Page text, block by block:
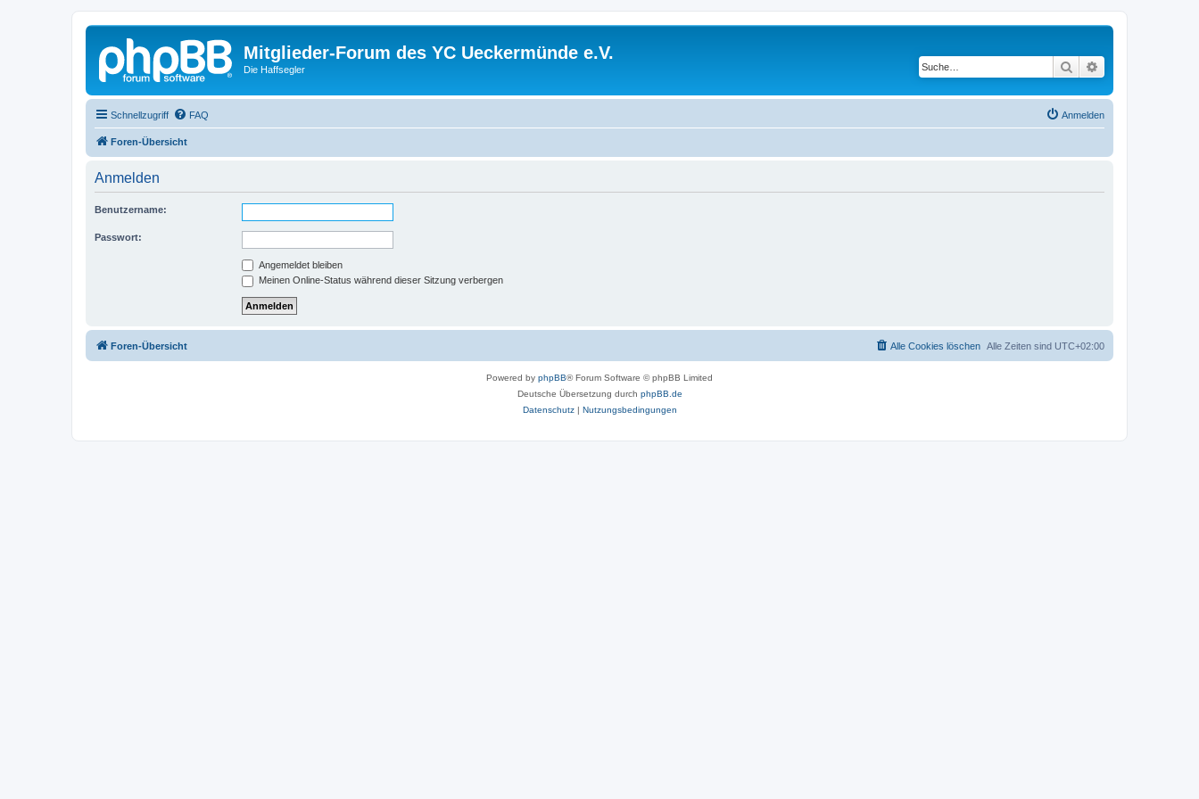
Mitglieder-Forum des YC Ueckermünde e.V.
Die Haffsegler Suche
Schnellzugriff FAQ Anmelden
Foren-Übersicht
Anmelden
Benutzername:
Passwort:
Angemeldet bleiben
Meinen Online-Status während dieser Sitzung verbergen
Foren-Übersicht Alle Zeiten sind UTC+02:00
Alle Cookies löschen
Powered by phpBB® Forum Software © phpBB Limited
Deutsche Übersetzung durch phpBB.de
Datenschutz| Nutzungsbedingungen